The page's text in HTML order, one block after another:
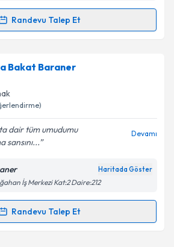
işlenmesini kabul ediyorum.
Randevu Talep Et
Talebi
Elif Hande Ünaliçin randevu
Size bu uzmandan randevu
hazırlandığında e-posta ile
işlenmesine ilişkinAydınlatma
ve kişisel verilerimin belirtilen
işlenmesini kabul ediyorum.
Bakat Baraner
dair tüm umudumu
sansını...
Devamı
Haritada Göster
İş Merkezi Kat:2 Daire:212
Randevu Talep Et
Talebi